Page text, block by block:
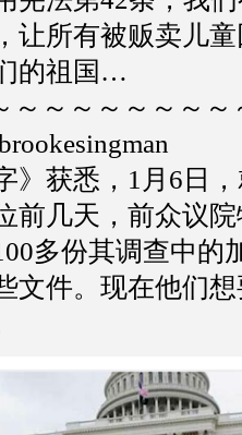
让所有被贩卖儿
的祖国…
～～～～～～～～
》获悉，1月6日
前几天，前众议
多份其调查中的
文件。现在他们